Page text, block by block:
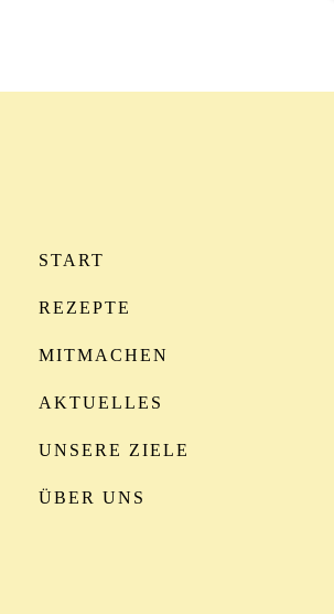
START
REZEPTE
MITMACHEN
AKTUELLES
UNSERE ZIELE
ÜBER UNS